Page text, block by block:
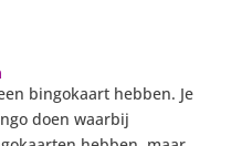
bingokaart hebben. Je
doen waarbij